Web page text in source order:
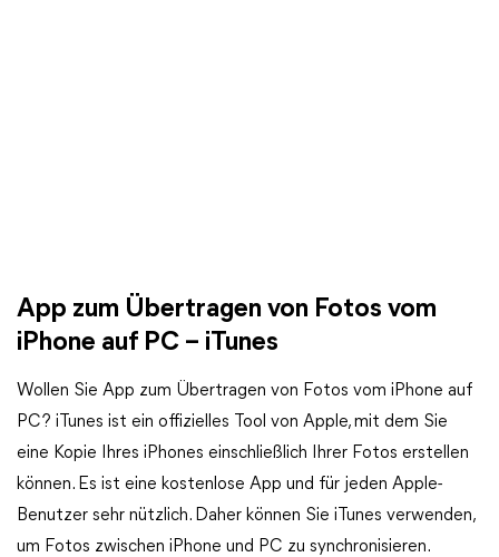
App zum Übertragen von Fotos vom
iPhone auf PC – iTunes
Wollen Sie App zum Übertragen von Fotos vom iPhone auf
PC? iTunes ist ein offizielles Tool von Apple, mit dem Sie
eine Kopie Ihres iPhones einschließlich Ihrer Fotos erstellen
können. Es ist eine kostenlose App und für jeden Apple-
Benutzer sehr nützlich. Daher können Sie iTunes verwenden,
um Fotos zwischen iPhone und PC zu synchronisieren.